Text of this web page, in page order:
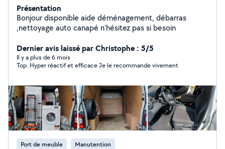
Présentation
Bonjour disponible aide déménagement, débarras
,nettoyage auto canapé n'hésitez pas si besoin
Dernier avis laissé par Christophe : 5/5
Il y a plus de 6 mois
Top. Hyper réactif et efficace Je le recommande vivement
Port de meuble Manutention